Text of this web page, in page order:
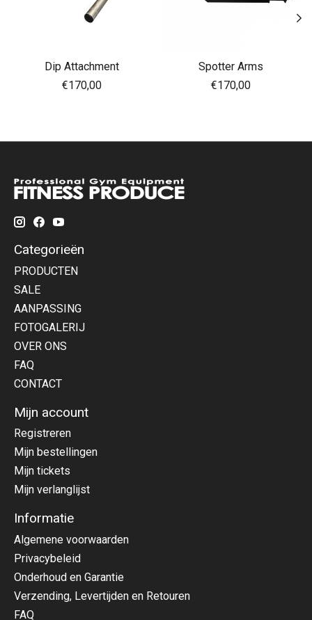
Dip Attachment
€170,00
Spotter Arms
€170,00
Categorieën
PRODUCTEN
SALE
AANPASSING
FOTOGALERIJ
OVER ONS
FAQ
CONTACT
Mijn account
Registreren
Mijn bestellingen
Mijn tickets
Mijn verlanglijst
Informatie
Algemene voorwaarden
Privacybeleid
Onderhoud en Garantie
Verzending, Levertijden en Retouren
FAQ